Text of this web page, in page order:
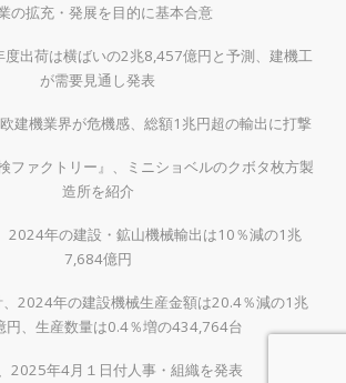
の拡充・発展を目的に基本合意
出荷は横ばいの2兆8,457億円と予測、建機工
が需要見通し発表
建機業界が危機感、総額1兆円超の輸出に打撃
ファクトリー』、ミニショベルのクボタ枚方製
造所を紹介
2024年の建設・鉱山機械輸出は10％減の1兆
7,684億円
2024年の建設機械生産金額は20.4％減の1兆
円、生産数量は0.4％増の434,764台
2025年4月１日付人事・組織を発表